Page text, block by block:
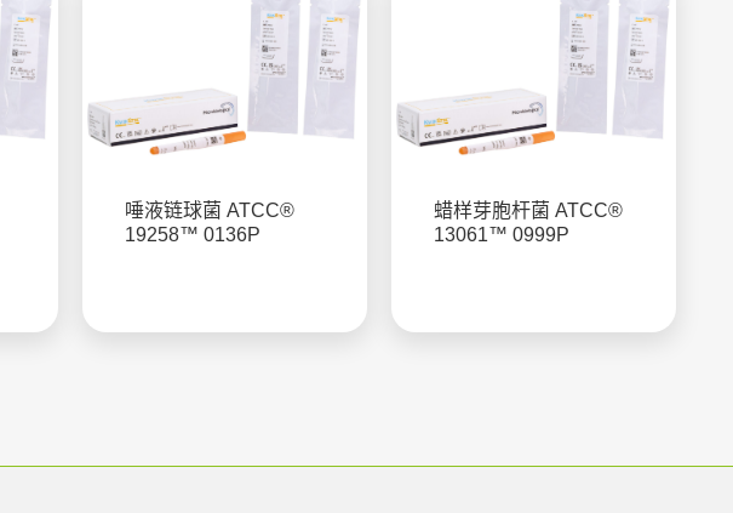
唾液链球菌 ATCC®
19258™ 0136P
蜡样芽胞杆菌 ATCC®
13061™ 0999P